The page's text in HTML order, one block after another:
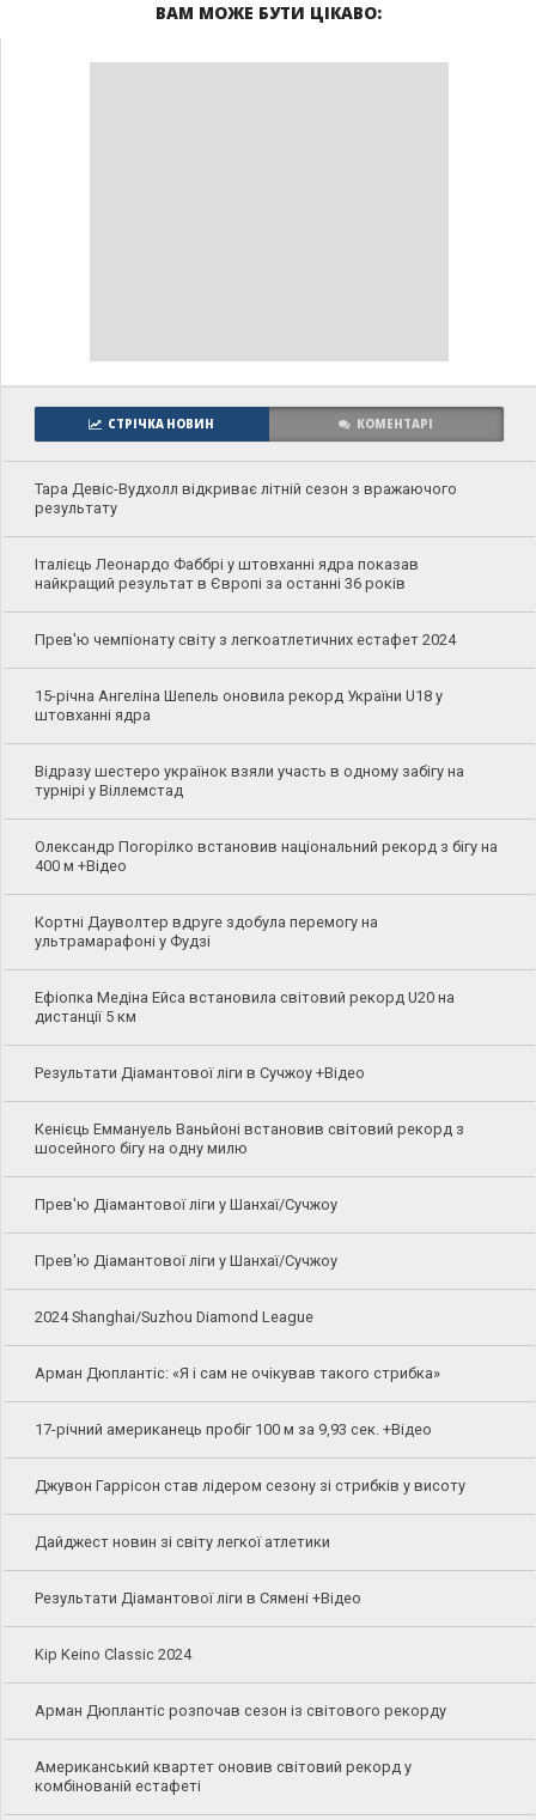
ВАМ МОЖЕ БУТИ ЦІКАВО:
СТРІЧКА НОВИН КОМЕНТАРІ
Тара Девіс-Вудхолл відкриває літній сезон з вражаючого
результату
Італієць Леонардо Фаббрі у штовханні ядра показав
найкращий результат в Європі за останні 36 років
Прев'ю чемпіонату світу з легкоатлетичних естафет 2024
15-річна Ангеліна Шепель оновила рекорд України U18 у
штовханні ядра
Відразу шестеро українок взяли участь в одному забігу на
турнірі у Віллемстад
Олександр Погорілко встановив національний рекорд з бігу на
400 м +Відео
Кортні Дауволтер вдруге здобула перемогу на
ультрамарафоні у Фудзі
Ефіопка Медіна Ейса встановила світовий рекорд U20 на
дистанції 5 км
Результати Діамантової ліги в Сучжоу +Відео
Кенієць Еммануель Ваньйоні встановив світовий рекорд з
шосейного бігу на одну милю
Прев'ю Діамантової ліги у Шанхаї/Сучжоу
Прев'ю Діамантової ліги у Шанхаї/Сучжоу
2024 Shanghai/Suzhou Diamond League
Арман Дюплантіс: «Я і сам не очікував такого стрибка»
17-річний американець пробіг 100 м за 9,93 сек. +Відео
Джувон Гаррісон став лідером сезону зі стрибків у висоту
Дайджест новин зі світу легкої атлетики
Результати Діамантової ліги в Сямені +Відео
Kip Keino Classic 2024
Арман Дюплантіс розпочав сезон із світового рекорду
Американський квартет оновив світовий рекорд у
комбінованій естафеті